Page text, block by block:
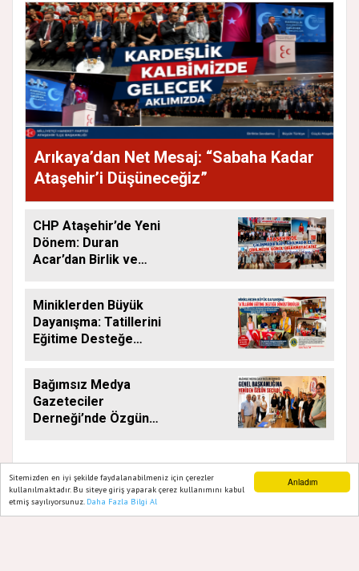
Anladım
Sitemizden en iyi şekilde faydalanabilmeniz için çerezler
kullanılmaktadır. Bu siteye giriş yaparak çerez kullanımını kabul
etmiş sayılıyorsunuz. Daha Fazla Bilgi Al
Arıkaya’dan Net Mesaj: “Sabaha Kadar
Ataşehir’i Düşüneceğiz”
CHP Ataşehir’de Yeni
Dönem: Duran
Acar’dan Birlik ve
Miniklerden Büyük
Dayanışma: Tatillerini
Eğitime Desteğe
Bağımsız Medya
Gazeteciler
Derneği’nde Özgün
Ana Sayfa Web TV